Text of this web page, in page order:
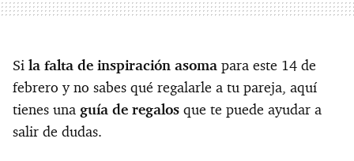
Si la falta de inspiración asoma para este 14 de
febrero y no sabes qué regalarle a tu pareja, aquí
tienes una guía de regalos que te puede ayudar a
salir de dudas.